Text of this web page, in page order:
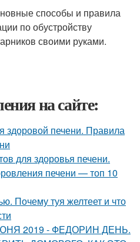
способы и правила
по обустройству
своими руками.
на сайте:
печени. Правила
для здоровья печени.
печени — топ 10
Почему туя желтеет и что
2019 - ФЕДОРИН ДЕНЬ.